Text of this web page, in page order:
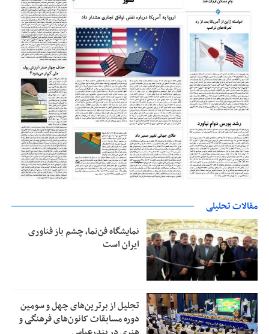
مقالات تحلیلی
نمایشگاه فن‌نما، چشم باز فناوری
ایران است
تجلیل از بر‌ترین‌های چهل و سومین
دوره مسابقات کانون‌های فرهنگی و